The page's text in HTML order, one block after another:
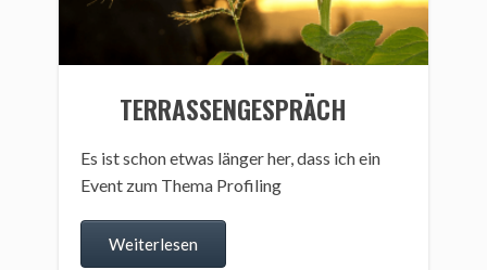
TERRASSENGESPRÄCH
Es ist schon etwas länger her, dass ich ein
Event zum Thema Profiling
Weiterlesen